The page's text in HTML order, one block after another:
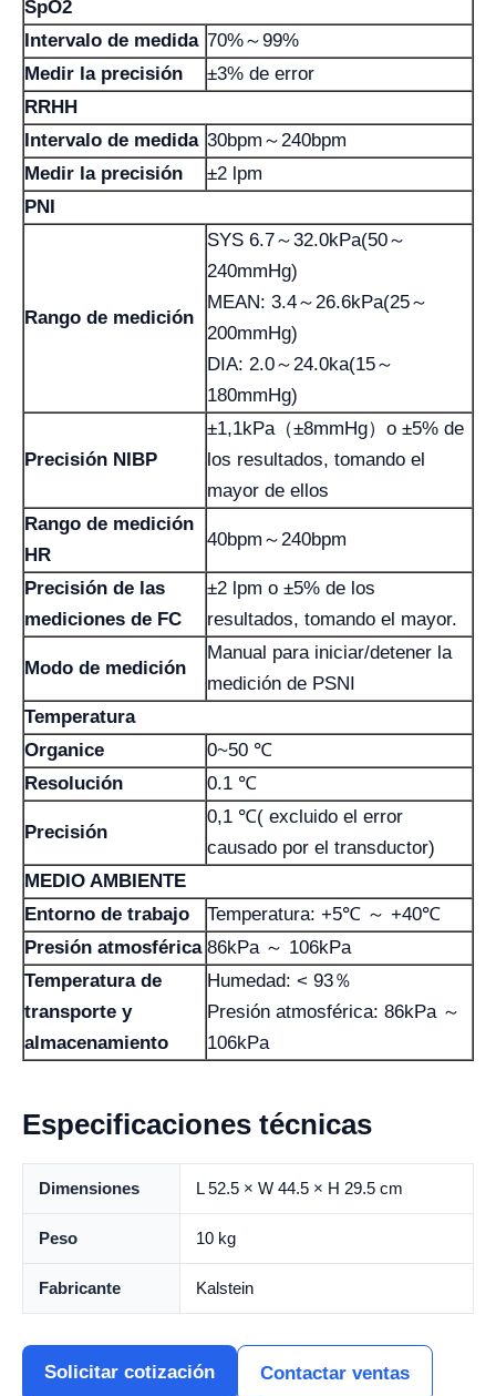
SpO2
Intervalo de medida 70%～99%
Medir la precisión
±3% de error
RRHH
Intervalo de medida 30bpm～240bpm
Medir la precisión
±2 lpm
PNI
Rango de medición
SYS 6.7～32.0kPa(50～
240mmHg)
MEAN: 3.4～26.6kPa(25～
200mmHg)
DIA: 2.0～24.0ka(15～
180mmHg)
Precisión NIBP
±1,1kPa（±8mmHg）o ±5% de
los resultados, tomando el
mayor de ellos
Rango de medición
HR
40bpm～240bpm
Precisión de las
mediciones de FC
±2 lpm o ±5% de los
resultados, tomando el mayor.
Modo de medición
Manual para iniciar/detener la
medición de PSNI
Temperatura
Organice
0~50 ℃
Resolución
0.1 ℃
Precisión
0,1 ℃( excluido el error
causado por el transductor)
MEDIO AMBIENTE
Entorno de trabajo
Temperatura: +5℃ ～ +40℃
Presión atmosférica 86kPa ～ 106kPa
Temperatura de
transporte y
almacenamiento
Humedad: < 93％
Presión atmosférica: 86kPa ～
106kPa
Especificaciones técnicas
Dimensiones L 52.5 × W 44.5 × H 29.5 cm
Peso 10 kg
Fabricante Kalstein
Solicitar cotización Contactar ventas